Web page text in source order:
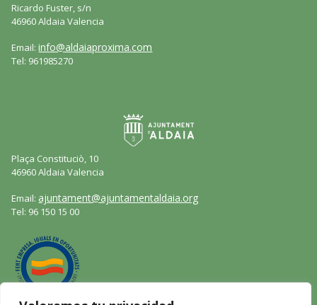
Ricardo Fuster, s/n
46960 Aldaia Valencia
Email:info@aldaiaproxima.com
Tel: 961985270
Plaça Constituciò, 10
46960 Aldaia Valencia
Email: ajuntament@ajuntamentaldaia.org
Tel: 96 150 15 00